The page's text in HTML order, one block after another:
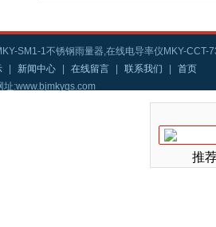
SM1-1不锈钢雨量器,在线电导率仪MKY-CCT-
新闻中心 在线留言 联系我们
首页
:www.bjmkygs.com
推